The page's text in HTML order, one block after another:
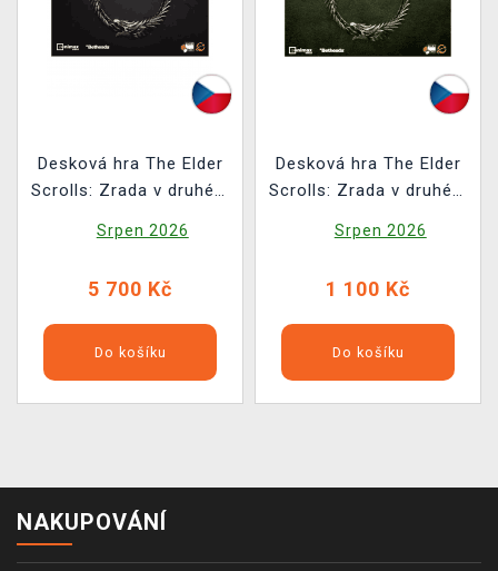
Desková hra The Elder
Scrolls: Zrada v druhém
Srpen 2026
5 700 Kč
Do košíku
Desková hra The Elder
Scrolls: Zrada v druhém
(rozšíření)
Srpen 2026
1 100 Kč
Do košíku
NAKUPOVÁNÍ